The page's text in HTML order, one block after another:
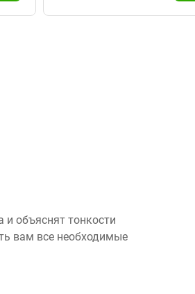
объяснят тонкости
вам все необходимые